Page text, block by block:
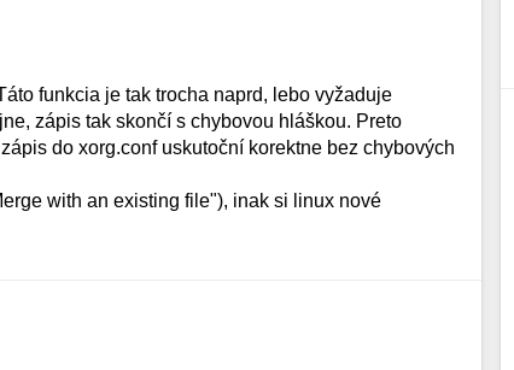
funkcia je tak trocha naprd, lebo vyžaduje
zápis tak skončí s chybovou hláškou. Preto
do xorg.conf uskutoční korektne bez chybových
with an existing file"), inak si linux nové